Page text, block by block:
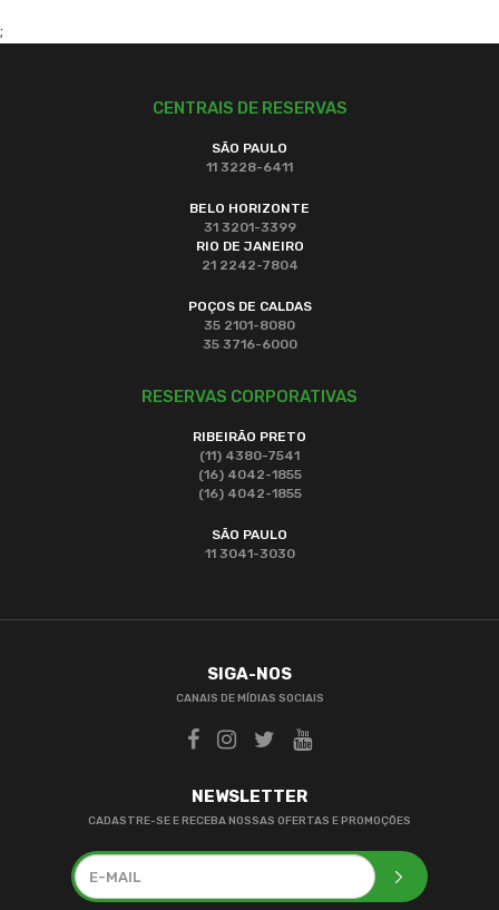
;
CENTRAIS DE RESERVAS
SÃO PAULO
11 3228-6411
BELO HORIZONTE
31 3201-3399
RIO DE JANEIRO
21 2242-7804
POÇOS DE CALDAS
35 2101-8080
35 3716-6000
RESERVAS CORPORATIVAS
RIBEIRÃO PRETO
(11) 4380-7541
(16) 4042-1855
(16) 4042-1855
SÃO PAULO
11 3041-3030
SIGA-NOS
CANAIS DE MÍDIAS SOCIAIS
NEWSLETTER
CADASTRE-SE E RECEBA NOSSAS OFERTAS E PROMOÇÕES